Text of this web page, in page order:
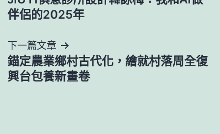
章
覽
伴侶的2025年
下一篇文章
錨定農業鄉村古代化，繪就村落周全復
興台包養新畫卷